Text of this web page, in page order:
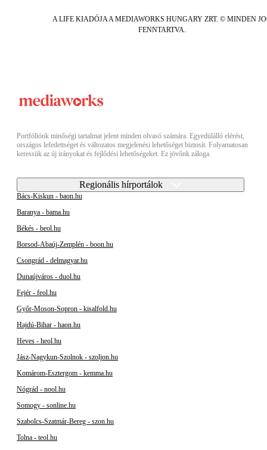
A LIFE KIADÓJA A MEDIAWORKS HUNGARY ZRT. © MINDEN
FENNTARTVA.
Portfóliónk minőségi tartalmat jelent minden olvasó számára. Egyedülálló elérést,
országos lefedettséget és változatos megjelenési lehetőséget biztosít. Folyamatosan
keressük az új irányokat és fejlődési lehetőségeket. Ez jövőnk záloga.
Regionális hírportálok
Bács-Kiskun - baon.hu
Baranya - bama.hu
Békés - beol.hu
Borsod-Abaúj-Zemplén - boon.hu
Csongrád - delmagyar.hu
Dunaújváros - duol.hu
Fejér - feol.hu
Győr-Moson-Sopron - kisalfold.hu
Hajdú-Bihar - haon.hu
Heves - heol.hu
Jász-Nagykun-Szolnok - szoljon.hu
Komárom-Esztergom - kemma.hu
Nógrád - nool.hu
Somogy - sonline.hu
Szabolcs-Szatmár-Bereg - szon.hu
Tolna - teol.hu